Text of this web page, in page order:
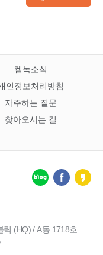
켐녹소식
인정보처리방침
자주하는 질문
찾아오시는 길
(HQ) / A동 1718호